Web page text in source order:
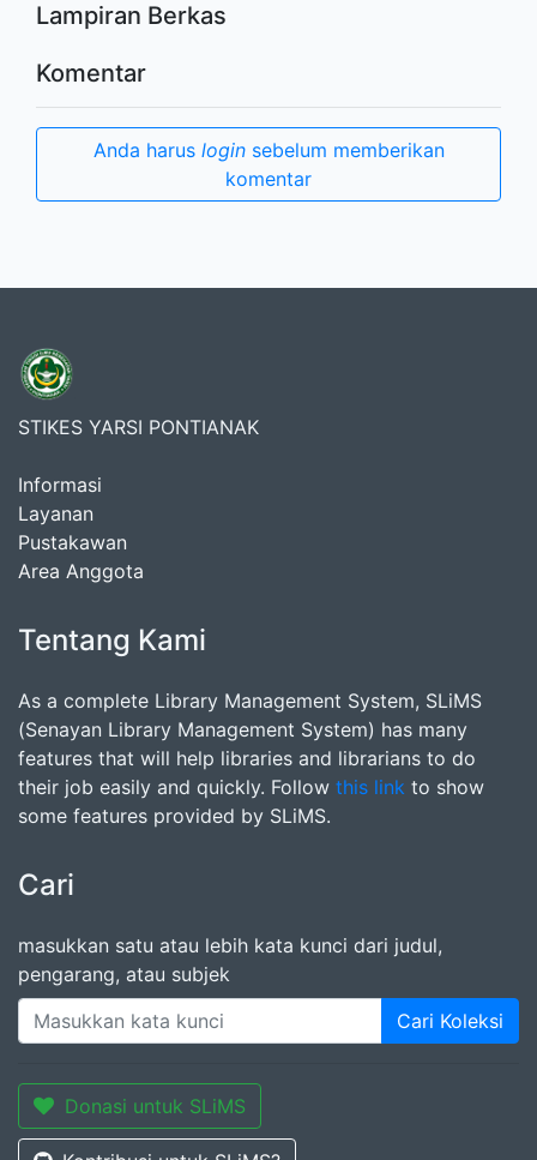
Lampiran Berkas
Komentar
Anda harus loginsebelum memberikan
komentar
STIKES YARSI PONTIANAK
Informasi
Layanan
Pustakawan
Area Anggota
Tentang Kami
As a complete Library Management System, SLiMS
(Senayan Library Management System) has many
features that will help libraries and librarians to do
their job easily and quickly. Follow this link to show
some features provided by SLiMS.
Cari
masukkan satu atau lebih kata kunci dari judul,
pengarang, atau subjek
Cari Koleksi
Donasi untuk SLiMS